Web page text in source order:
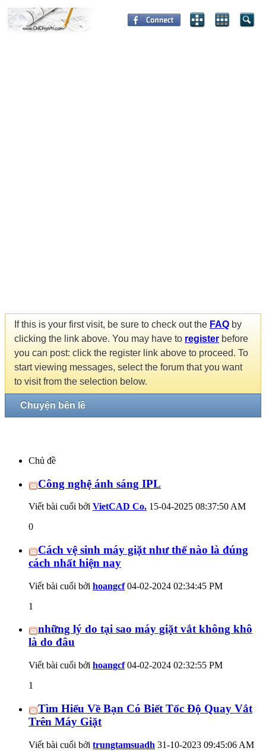
If this is your first visit, be sure to check out the FAQ by
clicking the link above. You may have to register before
you can post: click the register link above to proceed. To
start viewing messages, select the forum that you want
to visit from the selection below.
Chuyện bên lề
Chủ đề
Công nghệ ánh sáng IPL
Viết bài cuối bởi VietCAD Co. 15-04-2025 08:37:50 AM
0
Cách vệ sinh máy giặt như thế nào là đúng
cách nhất hiện nay
Viết bài cuối bởi hoangcf04-02-2024 02:34:45 PM
1
những lý do tại sao máy giặt vắt không khô
là do đâu
Viết bài cuối bởi hoangcf04-02-2024 02:32:55 PM
1
Tìm Hiểu Về Bạn Có Biết Tốc Độ Quay Vắt
Trên Máy Giặt
Viết bài cuối bởi trungtamsuadh 31-10-2023 09:45:06 AM